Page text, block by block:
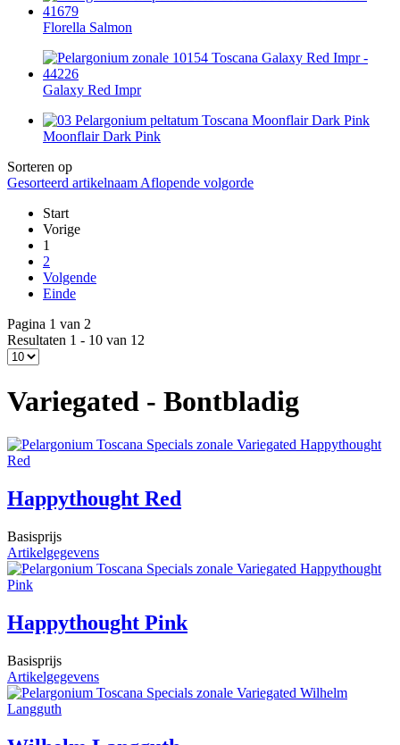
Florella Salmon
Galaxy Red Impr
Moonflair Dark Pink
Sorteren op
Gesorteerd artikelnaam Aflopende volgorde
Start
Vorige
1
2
Volgende
Einde
Pagina 1 van 2
Resultaten 1 - 10 van 12
Variegated - Bontbladig
Happythought Red
Basisprijs
Artikelgegevens
Happythought Pink
Basisprijs
Artikelgegevens